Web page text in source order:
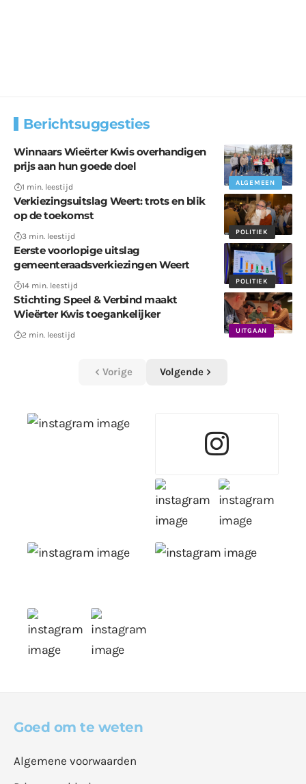
Berichtsuggesties
ALGEMEEN
Winnaars Wieërter Kwis overhandigen
prijs aan hun goede doel
1 min. leestijd
POLITIEK
Verkiezingsuitslag Weert: trots en blik
op de toekomst
3 min. leestijd
POLITIEK
Eerste voorlopige uitslag
gemeenteraadsverkiezingen Weert
14 min. leestijd
UITGAAN
Stichting Speel & Verbind maakt
Wieërter Kwis toegankelijker
2 min. leestijd
Vorige Volgende
Goed om te weten
Algemene voorwaarden